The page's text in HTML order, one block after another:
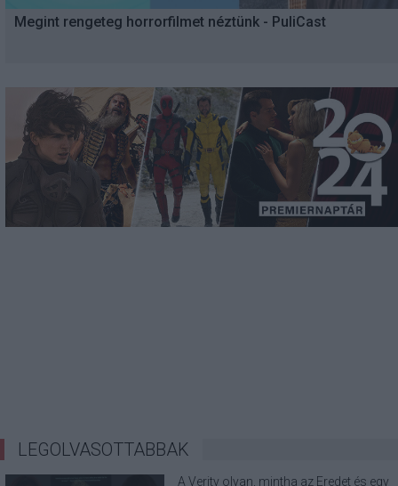
Megint rengeteg horrorfilmet néztünk - PuliCast
LEGOLVASOTTABBAK
A Verity olyan, mintha az Eredet és egy